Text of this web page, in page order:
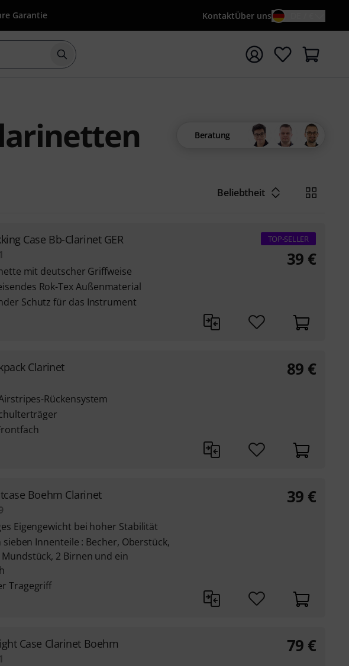
Garantie KontaktÜber uns
Suche mit Suchwort {searchTerm} starten
Beratung
Beliebtheit
Case Bb-Clarinet GER
mit deutscher Griffweise
Rok-Tex Außenmaterial
Schutz für das Instrument
TOP-SELLER
39 €
Clarinet
Rückensystem
89 €
Boehm Clarinet
Eigengewicht bei hoher Stabilität
Innenteile : Becher, Oberstück,
2 Birnen und ein
Tragegriff
39 €
Case Clarinet Boehm 79 €